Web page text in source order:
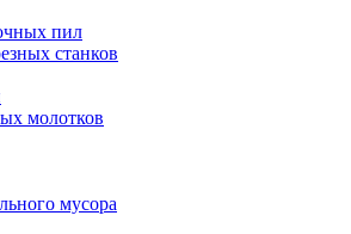
пил
станков
молотков
мусора